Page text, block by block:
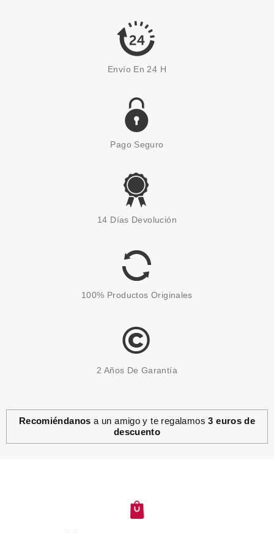
32.40€
ANNE MOLLER
DESMAQUILLANTE OJOS Y
8.50€
ANNE MOLLER
17.99€
Envío En 24 H
Pago Seguro
14 Días Devolución
100% Productos Originales
2 Años De Garantía
Recomiéndanos a un amigo y te regalamos3 euros de
descuento